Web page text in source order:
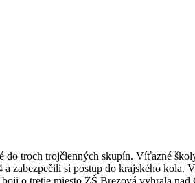
do troch trojčlenných skupín. Víťazné
zabezpečili si postup do krajského